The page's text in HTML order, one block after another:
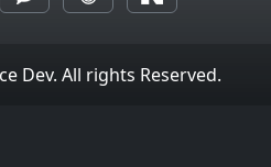
Dev. All rights Reserved.